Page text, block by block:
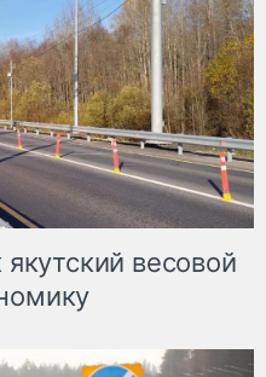
весовой